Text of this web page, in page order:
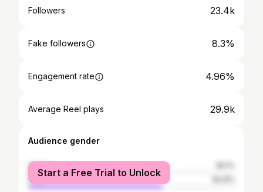
Followers 23.4k
Fake followers 8.3%
Engagement rate 4.96%
Average Reel plays 29.9k
Audience gender
female
male
Start a Free Trial to Unlock